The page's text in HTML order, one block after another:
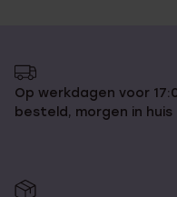
Op werkdagen voor
besteld, morgen in huis